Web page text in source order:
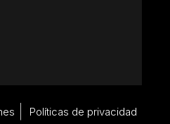
Políticas de privacidad